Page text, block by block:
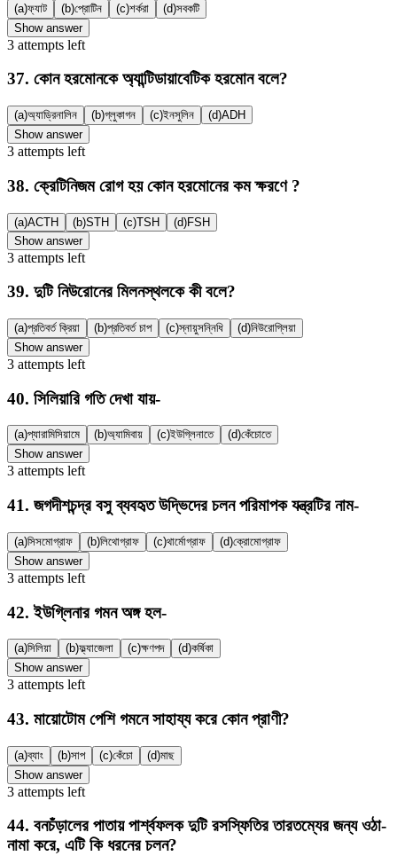
(a)ফ্যাট (b)প্রোটিন (c)শর্করা (d)সবকটি
Show answer
3 attempts left
37. কোন হরমোনকে অ্যান্টিডায়াবেটিক হরমোন বলে?
(a)অ্যাড্রিনালিন (b)গ্লুকাগন (c)ইনসুলিন (d)ADH
Show answer
3 attempts left
38. ক্রেটিনিজম রোগ হয় কোন হরমোনের কম ক্ষরণে ?
(a)ACTH (b)STH (c)TSH (d)FSH
Show answer
3 attempts left
39.দুটি নিউরোনের মিলনস্থলকে কী বলে?
(a)প্রতিবর্ত ক্রিয়া (b)প্রতিবর্ত চাপ (c)স্নায়ুসন্নিধি (d)নিউরোগ্লিয়া
Show answer
3 attempts left
40. সিলিয়ারি গতি দেখা যায়-
(a)প্যারামিসিয়ামে (b)অ্যামিবায় (c)ইউগ্লিনাতে (d)কেঁচোতে
Show answer
3 attempts left
41. জগদীশচন্দ্র বসু ব্যবহৃত উদ্ভিদের চলন পরিমাপক যন্ত্রটির নাম-
(a)সিসমোগ্রাফ (b)লিথোগ্রাফ (c)থার্মোগ্রাফ (d)ক্রোমোগ্রাফ
Show answer
3 attempts left
42.ইউগ্লিনার গমন অঙ্গ হল-
(a)সিলিয়া (b)ফ্ল্যাজেলা (c)ক্ষণপদ (d)কর্ষিকা
Show answer
3 attempts left
43. মায়োটোম পেশি গমনে সাহায্য করে কোন প্রাণী?
(a)ব্যাং (b)সাপ (c)কেঁচো (d)মাছ
Show answer
3 attempts left
44. বনচঁড়ালের পাতায় পার্শ্বফলক দুটি রসস্ফিতির তারতম্যের জন্য ওঠা-
নামা করে, এটি কি ধরনের চলন?